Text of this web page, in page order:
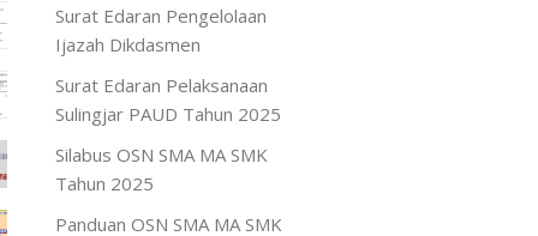
Surat Edaran Pengelolaan
Ijazah Dikdasmen
Surat Edaran Pelaksanaan
Sulingjar PAUD Tahun 2025
Silabus OSN SMA MA SMK
Tahun 2025
Panduan OSN SMA MA SMK